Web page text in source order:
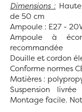
Dimensions :
de 50 cm
Ampoule : E27 -
Ampoule à
recommandée
Douille et cordon
Conforme normes
Matières :
Suspension
Montage facile.